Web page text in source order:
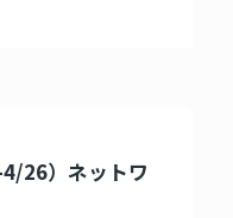
26）ネットワ